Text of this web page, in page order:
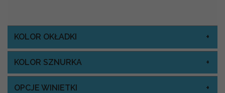
KOLOR OKŁADKI
KOLOR SZNURKA
OPCJE WINIETKI